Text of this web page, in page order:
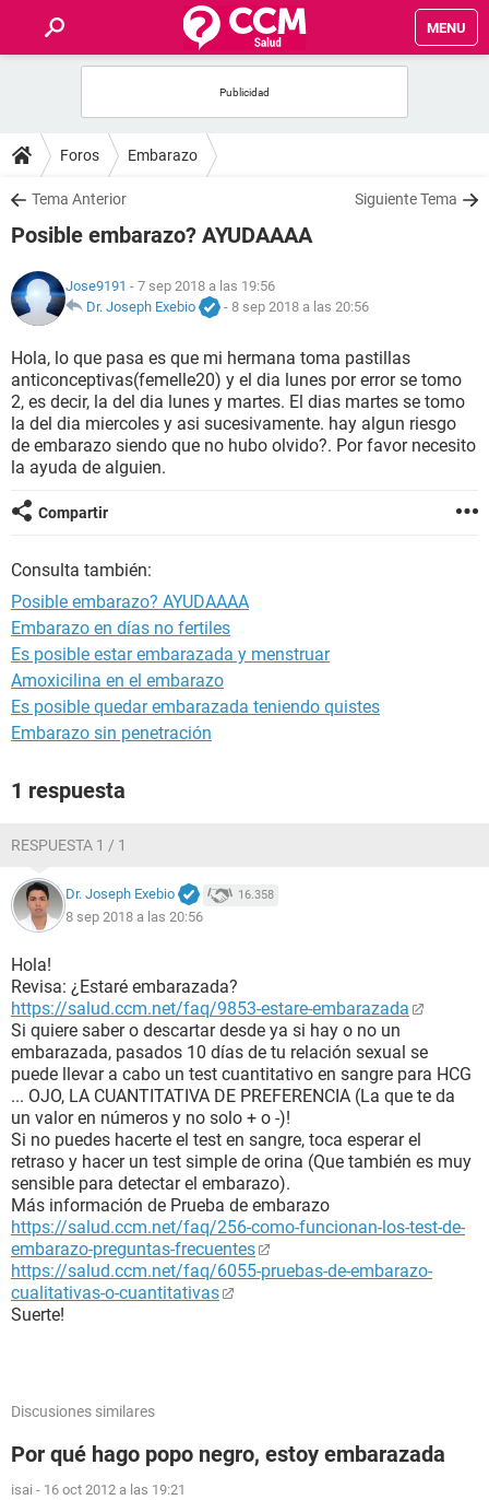
MENU
FOROS
SALUD
NUTRICIÓN
BIENESTAR
SEXUALIDAD
GLOSARIO
Foros Embarazo
Tema Anterior Siguiente Tema
Posible embarazo? AYUDAAAA
Jose9191 - 7 sep 2018 a las 19:56
Dr. Joseph Exebio
- 8 sep 2018 a las 20:56
Hola, lo que pasa es que mi hermana toma pastillas
anticonceptivas(femelle20) y el dia lunes por error se tomo
2, es decir, la del dia lunes y martes. El dias martes se tomo
la del dia miercoles y asi sucesivamente. hay algun riesgo
de embarazo siendo que no hubo olvido?. Por favor necesito
la ayuda de alguien.
Compartir
Consulta también:
Posible embarazo? AYUDAAAA
Embarazo en días no fertiles
Es posible estar embarazada y menstruar
Amoxicilina en el embarazo
Es posible quedar embarazada teniendo quistes
Embarazo sin penetración
1 respuesta
RESPUESTA 1 / 1
Dr. Joseph Exebio 16.358
8 sep 2018 a las 20:56
Hola!
Revisa: ¿Estaré embarazada?
https://salud.ccm.net/faq/9853-estare-embarazada
Si quiere saber o descartar desde ya si hay o no un
embarazada, pasados 10 días de tu relación sexual se
puede llevar a cabo un test cuantitativo en sangre para HCG
... OJO, LA CUANTITATIVA DE PREFERENCIA (La que te da
un valor en números y no solo + o -)!
Si no puedes hacerte el test en sangre, toca esperar el
retraso y hacer un test simple de orina (Que también es muy
sensible para detectar el embarazo).
Más información de Prueba de embarazo
https://salud.ccm.net/faq/256-como-funcionan-los-test-de-
embarazo-preguntas-frecuentes
https://salud.ccm.net/faq/6055-pruebas-de-embarazo-
cualitativas-o-cuantitativas
Suerte!
Discusiones similares
Por qué hago popo negro, estoy embarazada
isai - 16 oct 2012 a las 19:21